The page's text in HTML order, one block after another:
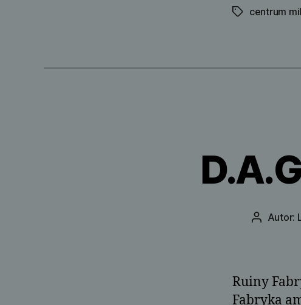
Tagicentrum
AutorAutor:
Ruiny
Fabryka